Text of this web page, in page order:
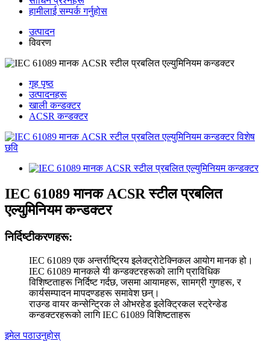
हामीलाई सम्पर्क गर्नुहोस
उत्पादन
विवरण
गृह पृष्ठ
उत्पादनहरू
खाली कन्डक्टर
ACSR कन्डक्टर
IEC 61089 मानक ACSR स्टील प्रबलित
एल्युमिनियम कन्डक्टर
निर्दिष्टीकरणहरू:
IEC 61089 एक अन्तर्राष्ट्रिय इलेक्ट्रोटेक्निकल आयोग मानक हो।
IEC 61089 मानकले यी कन्डक्टरहरूको लागि प्राविधिक
विशिष्टताहरू निर्दिष्ट गर्दछ, जसमा आयामहरू, सामग्री गुणहरू, र
कार्यसम्पादन मापदण्डहरू समावेश छन्।
राउन्ड वायर कन्सेन्ट्रिक ले ओभरहेड इलेक्ट्रिकल स्ट्रेन्डेड
कन्डक्टरहरूको लागि IEC 61089 विशिष्टताहरू
इमेल पठाउनुहोस्